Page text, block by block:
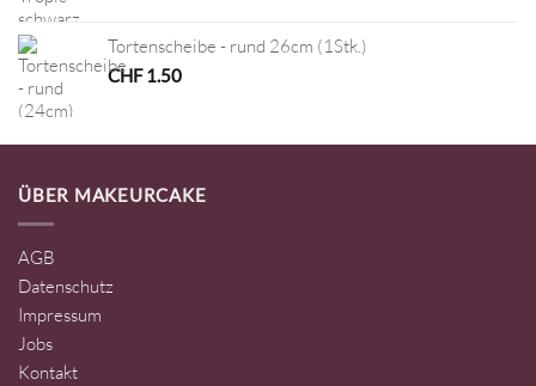
Tortenscheibe - rund 26cm (1Stk.)
CHF1.50
ÜBER MAKEURCAKE
AGB
Datenschutz
Impressum
Jobs
Kontakt